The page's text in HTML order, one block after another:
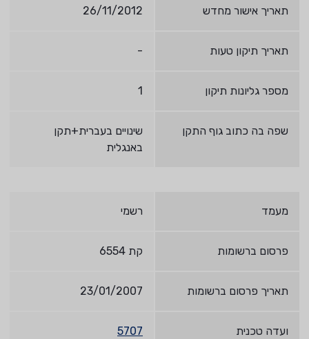
תאריך אישור מחדש 26/11/2012
תאריך תיקון טעות -
מספר גליונות תיקון 1
שפה בה כתוב גוף התקן
שינויים בעברית+תקן
באנגלית
מעמד רשמי
פרסום ברשומות קת 6554
תאריך פרסום ברשומות 23/01/2007
ועדה טכנית 5707